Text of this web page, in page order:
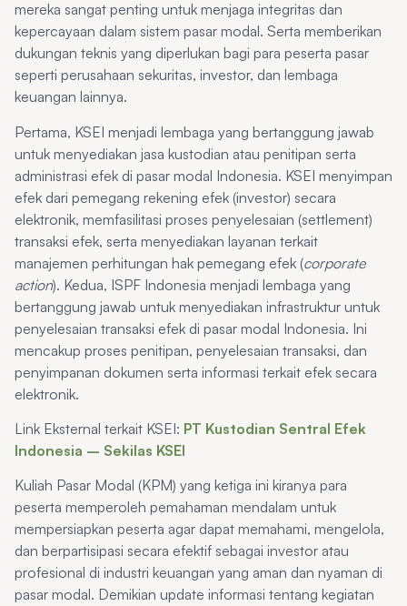
mereka sangat penting untuk menjaga integritas dan
kepercayaan dalam sistem pasar modal. Serta memberikan
dukungan teknis yang diperlukan bagi para peserta pasar
seperti perusahaan sekuritas, investor, dan lembaga
keuangan lainnya.
Pertama, KSEI menjadi lembaga yang bertanggung jawab
untuk menyediakan jasa kustodian atau penitipan serta
administrasi efek di pasar modal Indonesia. KSEI menyimpan
efek dari pemegang rekening efek (investor) secara
elektronik, memfasilitasi proses penyelesaian (settlement)
transaksi efek, serta menyediakan layanan terkait
manajemen perhitungan hak pemegang efek (corporate
action). Kedua, ISPF Indonesia menjadi lembaga yang
bertanggung jawab untuk menyediakan infrastruktur untuk
penyelesaian transaksi efek di pasar modal Indonesia. Ini
mencakup proses penitipan, penyelesaian transaksi, dan
penyimpanan dokumen serta informasi terkait efek secara
elektronik.
Link Eksternal terkait KSEI: PT Kustodian Sentral Efek
Indonesia – Sekilas KSEI
Kuliah Pasar Modal (KPM) yang ketiga ini kiranya para
peserta memperoleh pemahaman mendalam untuk
mempersiapkan peserta agar dapat memahami, mengelola,
dan berpartisipasi secara efektif sebagai investor atau
profesional di industri keuangan yang aman dan nyaman di
pasar modal. Demikian update informasi tentang kegiatan